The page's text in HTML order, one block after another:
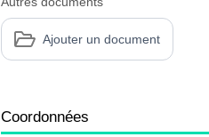
Ajouter un document
Coordonnées